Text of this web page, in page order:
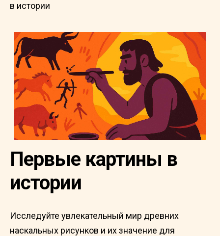
в истории
Первые картины в
истории
Исследуйте увлекательный мир древних
наскальных рисунков и их значение для